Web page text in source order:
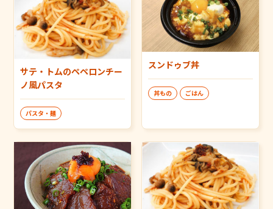
サテ・トムのペペロンチー
ノ風パスタ
パスタ・麺
スンドゥブ丼
丼もの ごはん